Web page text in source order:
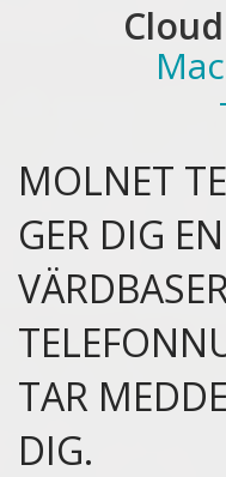
Cloud
MOLNET
GER DIG
TAR
DIG.